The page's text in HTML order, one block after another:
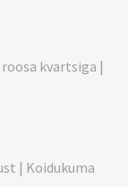
kvartsiga |
| Koidukuma